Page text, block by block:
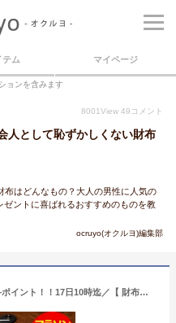
テム マイページ
ョンを含みます
8001View 49 コメント
人として恥ずかしくない財布
布はどんなもの？大人の男性に人気の
ントに喜ばれるおすすめのものを教
ocruyo(オクルヨ)編集部
＼マラソン期間お得なクーポン+ポイント！！17日10時迄／【 財布を開かず小銭が出せる】《ランキング1位受賞！》スリム ブライドルレザー 二つ折り財布 メンズ 本革 GRACIA グラシア 大容量 BOX型小銭入れ 二つ折り 財布 プレゼント 人気 新生活 革 サイフ ギフト 送料無料